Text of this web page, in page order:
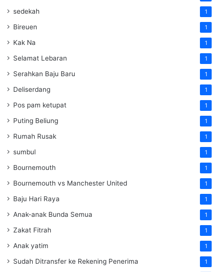
sedekah 1
Bireuen 1
Kak Na 1
Selamat Lebaran 1
Serahkan Baju Baru 1
Deliserdang 1
Pos pam ketupat 1
Puting Beliung 1
Rumah Rusak 1
sumbul 1
Bournemouth 1
Bournemouth vs Manchester United 1
Baju Hari Raya 1
Anak-anak Bunda Semua 1
Zakat Fitrah 1
Anak yatim 1
Sudah Ditransfer ke Rekening Penerima 1